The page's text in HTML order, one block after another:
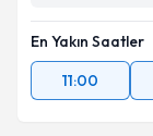
En Yakın Saatler
11:00